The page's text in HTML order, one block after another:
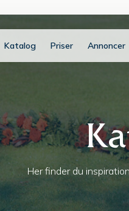
Katalog Priser Annoncer
Her finder du